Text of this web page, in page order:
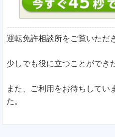
運転免許相談所をご覧いただ
少しでも役に立つことができ
また、ご利用をお待ちしてい
た。